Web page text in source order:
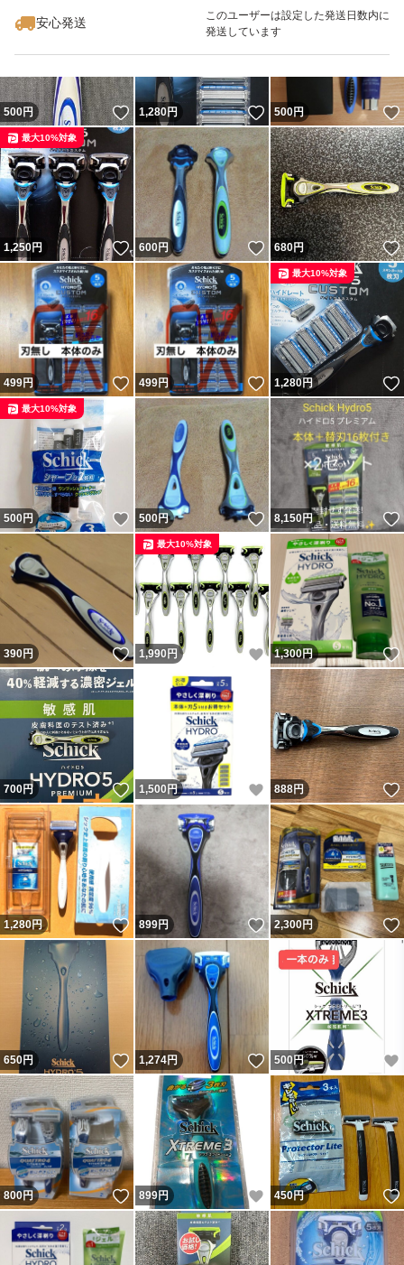
#敏感肌
#5枚刃
#キャンプ
#旅行
安心発送
このユーザーは設定した発送日数内に
発送しています
500円 いいね！
1,280円 いいね！
500円
1,250円 いいね！
最大10%対象
600円 いいね！
680円
499円 いいね！
499円 いいね！
1,280円
最大10%対象
500円 いいね！
最大10%対象
500円 いいね！
8,150円
390円 いいね！
1,990 円 いいね！
最大10%対象
1,300円
700円 いいね！
1,500 円 いいね！
888円
1,280円 いいね！
899円 いいね！
2,300円
650円 いいね！
1,274円 いいね！
500円
800円 いいね！
899円 いいね！
450円